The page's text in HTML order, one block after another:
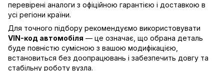
перевірені аналоги з офіційною гарантією і доставкою в
усі регіони країни.
Для точного підбору рекомендуємо використовувати
VIN-код автомобіля — це означає, що обрана деталь
буде повністю сумісною з вашою модифікацією,
встановиться без доопрацювань і забезпечить довгу та
стабільну роботу вузла.